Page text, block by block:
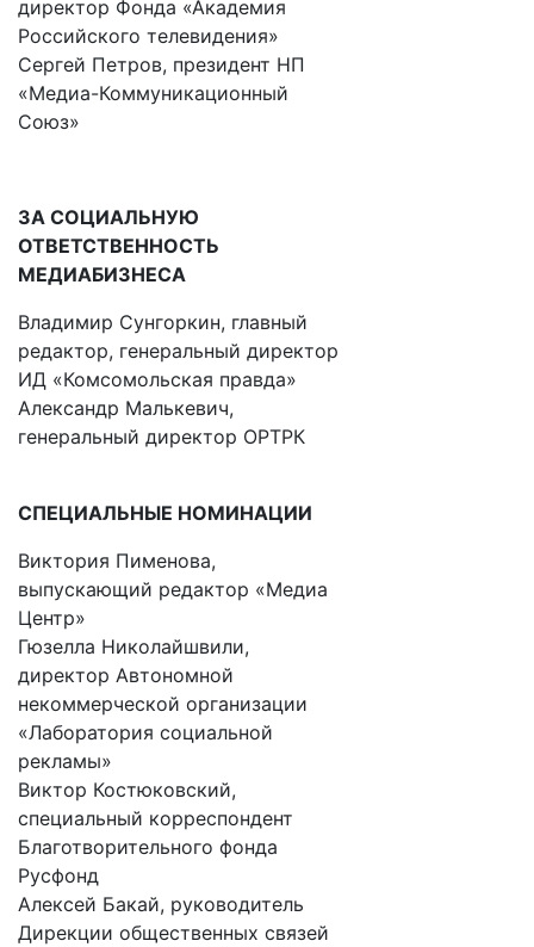
директор Фонда «Академия
Российского телевидения»
Сергей Петров, президент НП
«Медиа-Коммуникационный
Союз»
ЗА СОЦИАЛЬНУЮ
ОТВЕТСТВЕННОСТЬ
МЕДИАБИЗНЕСА
Владимир Сунгоркин, главный
редактор, генеральный директор
ИД «Комсомольская правда»
Александр Малькевич,
генеральный директор ОРТРК
СПЕЦИАЛЬНЫЕ НОМИНАЦИИ
Виктория Пименова,
выпускающий редактор «Медиа
Центр»
Гюзелла Николайшвили,
директор Автономной
некоммерческой организации
«Лаборатория социальной
рекламы»
Виктор Костюковский,
специальный корреспондент
Благотворительного фонда
Русфонд
Алексей Бакай, руководитель
Дирекции общественных связей